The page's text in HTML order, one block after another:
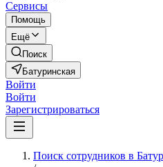
Сервисы
Помощь
Ещё
Поиск
Батуринская
Войти
Войти
Зарегистрироваться
Поиск сотрудников в